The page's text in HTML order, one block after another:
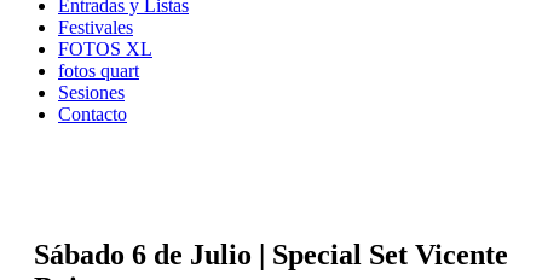
Entradas y Listas
Festivales
FOTOS XL
fotos quart
Sesiones
Contacto
Sábado 6 de Julio | Special Set Vicente